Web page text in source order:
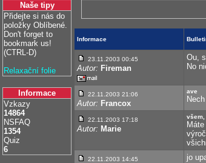
Naše tipy
Přidejte si nás do
položky Oblíbené.
Don't forget to
bookmark us!
(CTRL-D)
Relaxační folie
Informace
Vzkazy
14864
NSFAQ
1354
Quiz
6
Informace
23.11.2003 00:45
Autor: Fireman
Ou,
No
22.11.2003 21:06
Autor: Francox
ave
22.11.2003 17:18
Autor: Marie
všem,
22.11.2003 14:45 jo